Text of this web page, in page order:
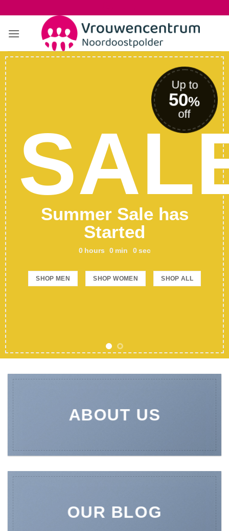
inhoud
Up to
50%
off
Summer Sale has
Started
0 hours 0 min 0 sec
SHOP MEN SHOP WOMEN SHOP ALL
ABOUT US
OUR BLOG